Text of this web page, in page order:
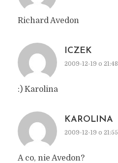
Richard Avedon
ICZEK
2009-12-19 o 21:48
:) Karolina
KAROLINA
2009-12-19 o 21:55
A co, nie Avedon?